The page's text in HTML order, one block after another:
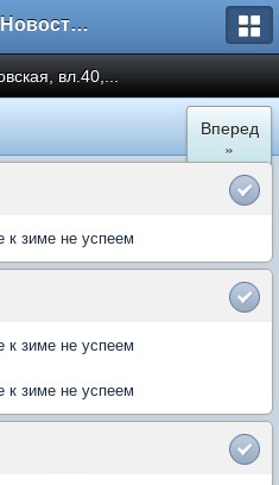
Форум Новостройки
вл.40,...
Вперед
»
к зиме не успеем
к зиме не успеем
к зиме не успеем